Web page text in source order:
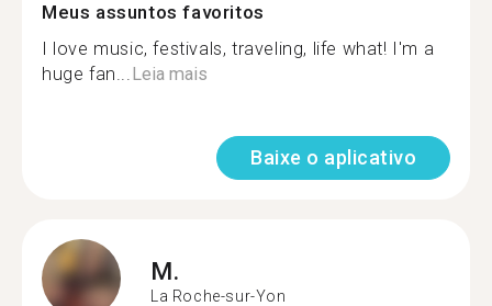
Meus assuntos favoritos
I love music, festivals, traveling, life what! I'm a
huge fan...Leia mais
Baixe o aplicativo
M.
La Roche-sur-Yon